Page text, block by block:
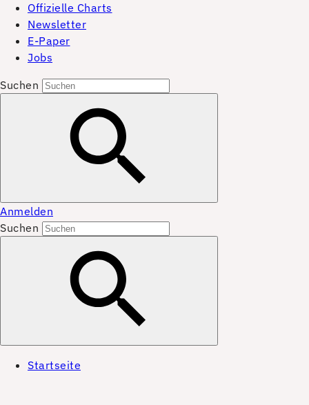
Offizielle Charts
Newsletter
E-Paper
Jobs
Suchen
Anmelden
Suchen
Startseite